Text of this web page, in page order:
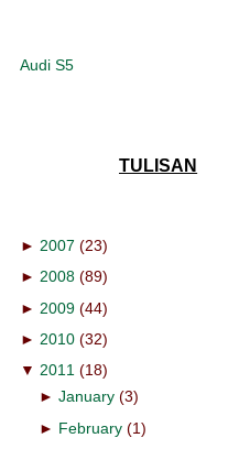
Audi S5
TULISAN
► 2007 (23)
► 2008 (89)
► 2009 (44)
► 2010 (32)
▼ 2011 (18)
►January (3)
► February (1)